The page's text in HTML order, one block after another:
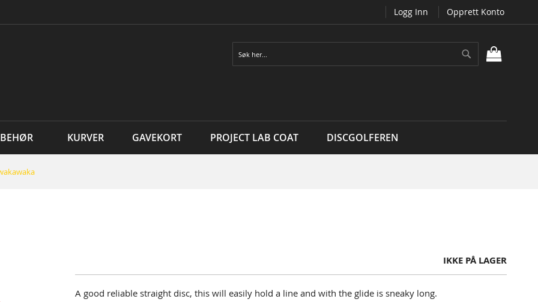
Logg Inn Opprett Konto
Søk
KURVER GAVEKORT PROJECT LAB COAT DISCGOLFEREN
IKKE PÅ LAGER
A good reliable straight disc, this will easily hold a line and with the glide is sneaky long.